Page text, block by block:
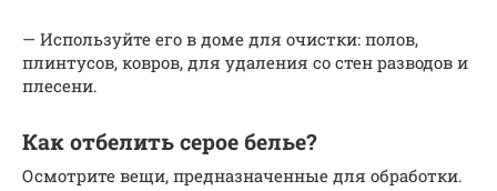
— Используйте его в доме для очистки: полов,
плинтусов, ковров, для удаления со стен разводов и
плесени.
Как отбелить серое белье?
Осмотрите вещи, предназначенные для обработки.